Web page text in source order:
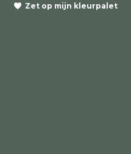
Zet op mijn kleurpalet